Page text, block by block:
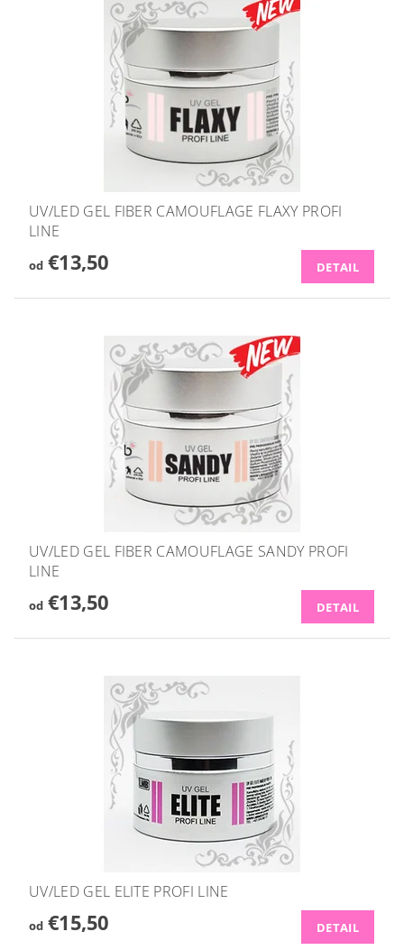
UV/LED GEL FIBER CAMOUFLAGE FLAXY PROFI
LINE
od€13,50 DETAIL
UV/LED GEL FIBER CAMOUFLAGE SANDY PROFI
LINE
od€13,50 DETAIL
UV/LED GEL ELITE PROFI LINE
od€15,50 DETAIL